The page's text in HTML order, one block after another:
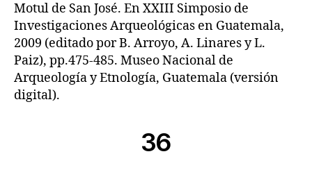
Motul de San José. En XXIII Simposio de
Investigaciones Arqueológicas en Guatemala,
2009 (editado por B. Arroyo, A. Linares y L.
Paiz), pp.475-485. Museo Nacional de
Arqueología y Etnología, Guatemala (versión
digital).
36